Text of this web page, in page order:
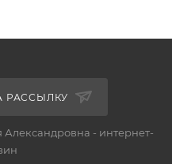
РАССЫЛКУ
- интернет-